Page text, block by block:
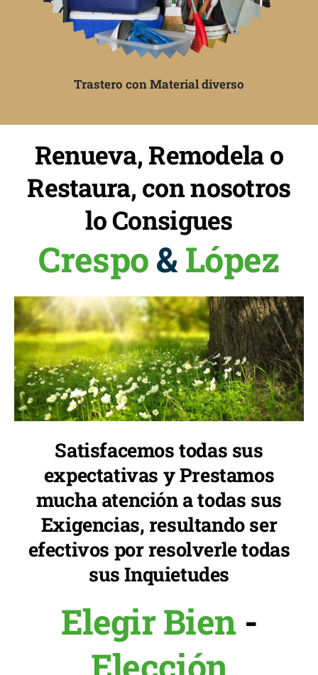
Trastero con Material diverso
Renueva, Remodela o
Restaura, con nosotros
lo Consigues
Crespo&López
Satisfacemos todas sus
expectativas y Prestamos
mucha atención a todas sus
Exigencias, resultando ser
efectivos por resolverle todas
sus Inquietudes
Elegir Bien -
Elección